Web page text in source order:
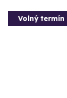
Volný termín